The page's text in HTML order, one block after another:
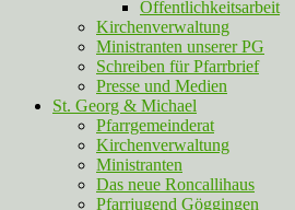
Öffentlichkeitsarbeit
Kirchenverwaltung
Ministranten unserer PG
Schreiben für Pfarrbrief
Presse und Medien
St. Georg & Michael
Pfarrgemeinderat
Kirchenverwaltung
Ministranten
Das neue Roncallihaus
Pfarrjugend Göggingen